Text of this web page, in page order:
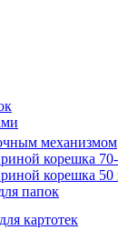
механизмом
корешка
корешка
папок
картотек